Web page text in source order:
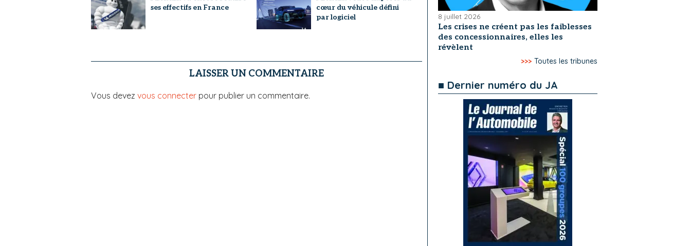
ses effectifs en France
cœur du véhicule défini
par logiciel
LAISSER UN COMMENTAIRE
Vous devez vous connecter pour publier un commentaire.
8 juillet 2026
Les crises ne créent pas les faiblesses
des concessionnaires, elles les
révèlent
>>> Toutes les tribunes
■ Dernier numéro du JA